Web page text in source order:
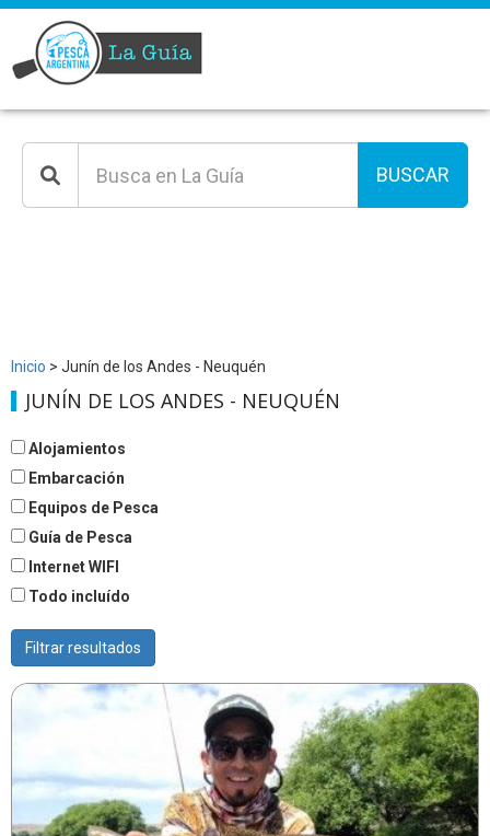
BUSCAR
Inicio > Junín de los Andes - Neuquén
JUNÍN DE LOS ANDES - NEUQUÉN
Alojamientos
Embarcación
Equipos de Pesca
Guía de Pesca
Internet WIFI
Todo incluído
Filtrar resultados